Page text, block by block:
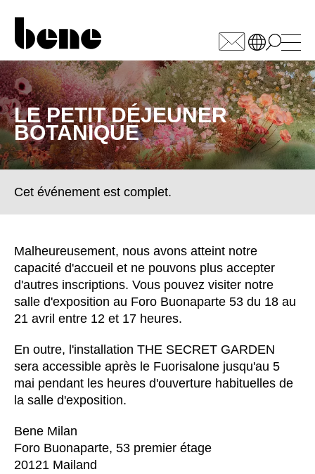
WÄHLEN SIE IHREN
MARKT
Afrique du Sud(ZA)
Allemagne(DE)
Arménie(AM)
Australie
Bahreïn
Belgique(BE)
Biélorussie(BY)
Bulgaria(BG)
Chine(CN)
Corée du Sud(KR)
Croatie(HR)
Danemark(DK)
Espagne(ES)
LE PETIT DÉJEUNER
BOTANIQUE
Cet événement est complet.
Malheureusement, nous avons atteint notre
capacité d'accueil et ne pouvons plus accepter
d'autres inscriptions. Vous pouvez visiter notre
salle d'exposition au Foro Buonaparte 53 du 18 au
21 avril entre 12 et 17 heures.
En outre, l'installation THE SECRET GARDEN
sera accessible après le Fuorisalone jusqu'au 5
mai pendant les heures d'ouverture habituelles de
la salle d'exposition.
Bene Milan
Foro Buonaparte, 53 premier étage
20121 Mailand